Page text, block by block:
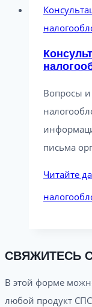
Вопросы и
письма
Читайте
СВЯЖИТЕСЬ
В этой форме
любой продукт